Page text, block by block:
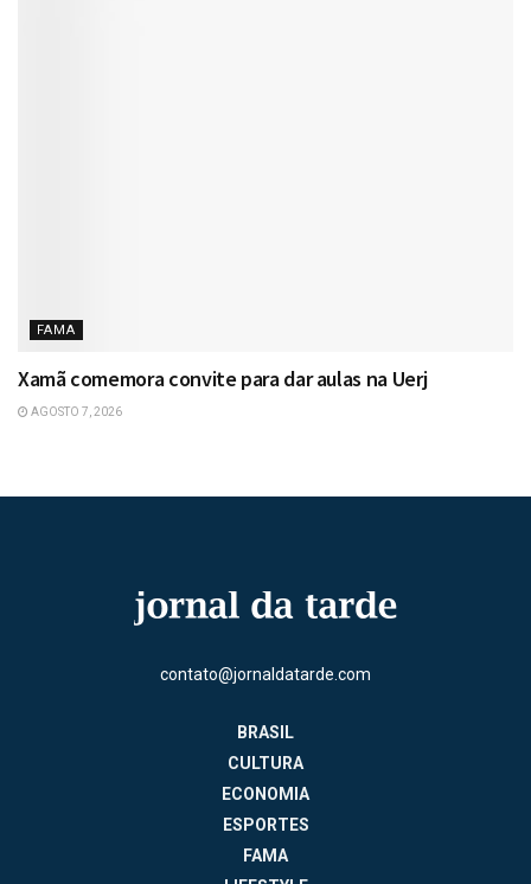
FAMA
Xamã comemora convite para dar aulas na Uerj
AGOSTO 7, 2026
contato@jornaldatarde.com
BRASIL
CULTURA
ECONOMIA
ESPORTES
FAMA